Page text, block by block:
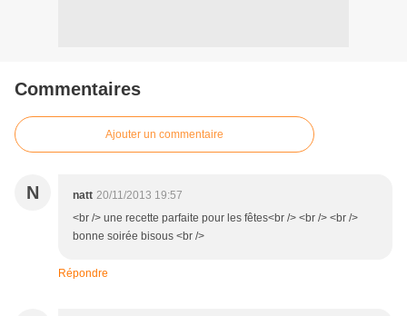
Commentaires
Ajouter un commentaire
N natt 20/11/2013 19:57
<br /> une recette parfaite pour les fêtes<br /> <br /> <br />
bonne soirée bisous <br />
Répondre